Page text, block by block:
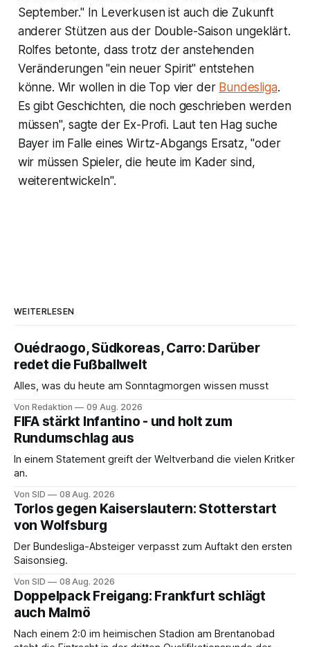
September." In Leverkusen ist auch die Zukunft
anderer Stützen aus der Double-Saison ungeklärt.
Rolfes betonte, dass trotz der anstehenden
Veränderungen "ein neuer Spirit" entstehen
könne. Wir wollen in die Top vier der Bundesliga.
Es gibt Geschichten, die noch geschrieben werden
müssen", sagte der Ex-Profi. Laut ten Hag suche
Bayer im Falle eines Wirtz-Abgangs Ersatz, "oder
wir müssen Spieler, die heute im Kader sind,
weiterentwickeln".
WEITERLESEN
Ouédraogo, Südkoreas, Carro: Darüber
redet die Fußballwelt
Alles, was du heute am Sonntagmorgen wissen musst
Von Redaktion 09 Aug. 2026
FIFA stärkt Infantino - und holt zum
Rundumschlag aus
In einem Statement greift der Weltverband die vielen Kritker
an.
Von SID 08 Aug. 2026
Torlos gegen Kaiserslautern: Stotterstart
von Wolfsburg
Der Bundesliga-Absteiger verpasst zum Auftakt den ersten
Saisonsieg.
Von SID 08 Aug. 2026
Doppelpack Freigang: Frankfurt schlägt
auch Malmö
Nach einem 2:0 im heimischen Stadion am Brentanobad